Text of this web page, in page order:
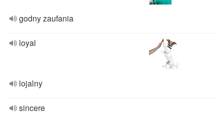
godny zaufania
loyal
lojalny
sincere